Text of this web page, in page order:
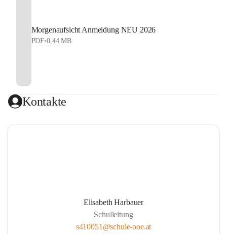
Morgenaufsicht Anmeldung NEU 2026
PDF•0,44 MB
Kontakte
Elisabeth Harbauer
Schulleitung
s410051@schule-ooe.at